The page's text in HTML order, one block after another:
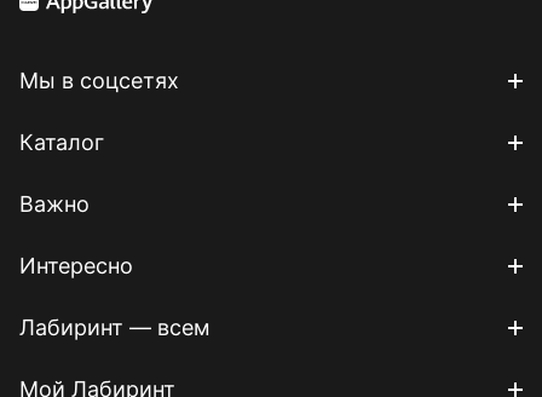
Мы в соцсетях
Каталог
Важно
Интересно
Лабиринт — всем
Мой Лабиринт